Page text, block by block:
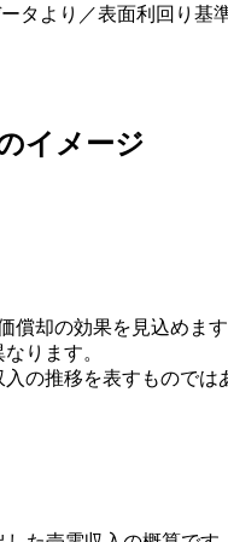
タより／表面利回り基
イメージ
却の効果を見込めます
ります。
の推移を表すものでは